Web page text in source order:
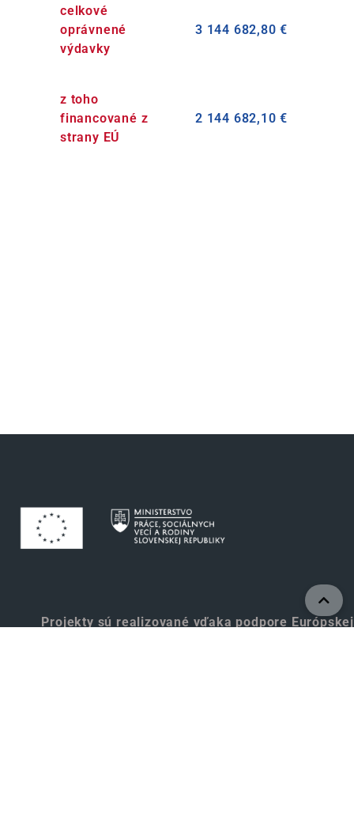
celkové
oprávnené
výdavky
3 144 682,80 €
z toho
financované z
strany EÚ
2 144 682,10 €
Projekty sú realizované vďaka podpore Európskej